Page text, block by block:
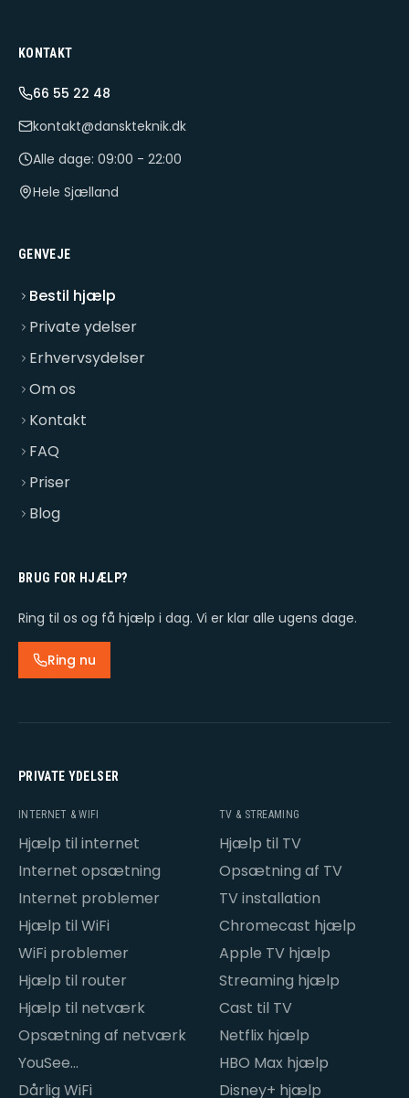
KONTAKT
66 55 22 48
kontakt@danskteknik.dk
Alle dage: 09:00 - 22:00
Hele Sjælland
GENVEJE
Bestil hjælp
Private ydelser
Erhvervsydelser
Om os
Kontakt
FAQ
Priser
Blog
BRUG FOR HJÆLP?
Ring til os og få hjælp i dag. Vi er klar alle ugens dage.
Ring nu
PRIVATE YDELSER
INTERNET & WIFI
Hjælp til internet
Internet opsætning
Internet problemer
Hjælp til WiFi
WiFi problemer
Hjælp til router
Hjælp til netværk
Opsætning af netværk
YouSee
internetproblemer
Dårlig WiFi
TV & STREAMING
Hjælp til TV
Opsætning af TV
TV installation
Chromecast hjælp
Apple TV hjælp
Streaming hjælp
Cast til TV
Netflix hjælp
HBO Max hjælp
Disney+ hjælp